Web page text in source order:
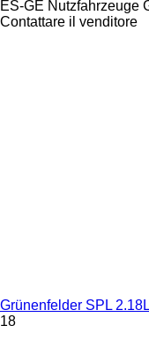
ES-GE Nutzfahrzeuge
Contattare il venditore
Grünenfelder SPL 2.18L
18